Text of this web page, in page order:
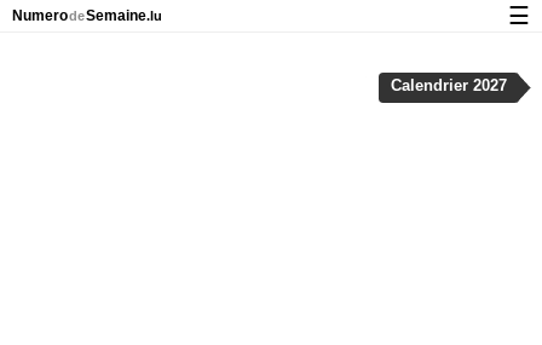
Calendrier 2027
NumerodeSemaine.lu ☰